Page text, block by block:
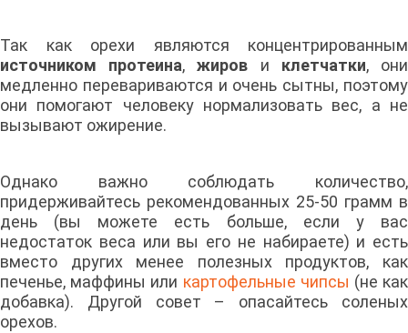
Так как орехи являются концентрированным
источником протеина,жиров и клетчатки, они
медленно перевариваются и очень сытны, поэтому
они помогают человеку нормализовать вес, а не
вызывают ожирение.
Однако важно соблюдать количество,
придерживайтесь рекомендованных 25-50 грамм в
день (вы можете есть больше, если у вас
недостаток веса или вы его не набираете) и есть
вместо других менее полезных продуктов, как
печенье, маффины или картофельные чипсы (не как
добавка). Другой совет – опасайтесь соленых
орехов.